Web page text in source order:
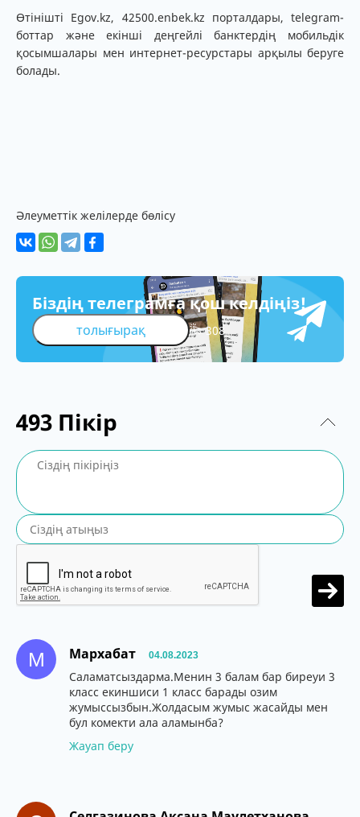
Өтінішті Egov.kz, 42500.enbek.kz порталдары, telegram-
боттар және екінші деңгейлі банктердің мобильдік
қосымшалары мен интернет-ресурстары арқылы беруге
болады.
Әлеуметтік желілерде бөлісу
Біздің телеграмға қош келдіңіз!
толығырақ 308
493 Пікір
М Мархабат 04.08.2023
Саламатсыздарма.Менин 3 балам бар биреуи 3
класс екиншиси 1 класс барады озим
жумыссызбын.Жолдасым жумыс жасайды мен
бул комекти ала аламынба?
Жауап беру